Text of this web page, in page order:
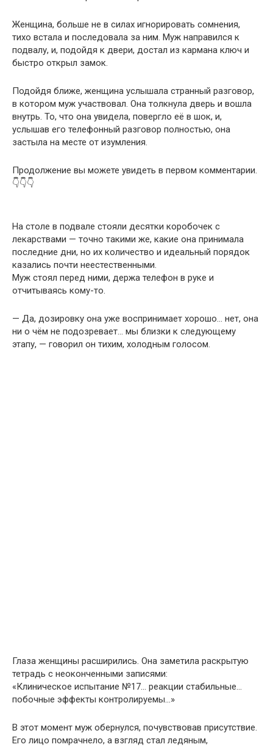
Женщина, больше не в силах игнорировать сомнения,
тихо встала и последовала за ним. Муж направился к
подвалу, и, подойдя к двери, достал из кармана ключ и
быстро открыл замок.
Подойдя ближе, женщина услышала странный разговор,
в котором муж участвовал. Она толкнула дверь и вошла
внутрь. То, что она увидела, повергло её в шок, и,
услышав его телефонный разговор полностью, она
застыла на месте от изумления.
Продолжение вы можете увидеть в первом комментарии.
👇👇👇
На столе в подвале стояли десятки коробочек с
лекарствами — точно такими же, какие она принимала
последние дни, но их количество и идеальный порядок
казались почти неестественными.
Муж стоял перед ними, держа телефон в руке и
отчитываясь кому-то.
— Да, дозировку она уже воспринимает хорошо… нет, она
ни о чём не подозревает… мы близки к следующему
этапу, — говорил он тихим, холодным голосом.
Глаза женщины расширились. Она заметила раскрытую
тетрадь с неоконченными записями:
«Клиническое испытание №17… реакции стабильные…
побочные эффекты контролируемы…»
В этот момент муж обернулся, почувствовав присутствие.
Его лицо помрачнело, а взгляд стал ледяным,